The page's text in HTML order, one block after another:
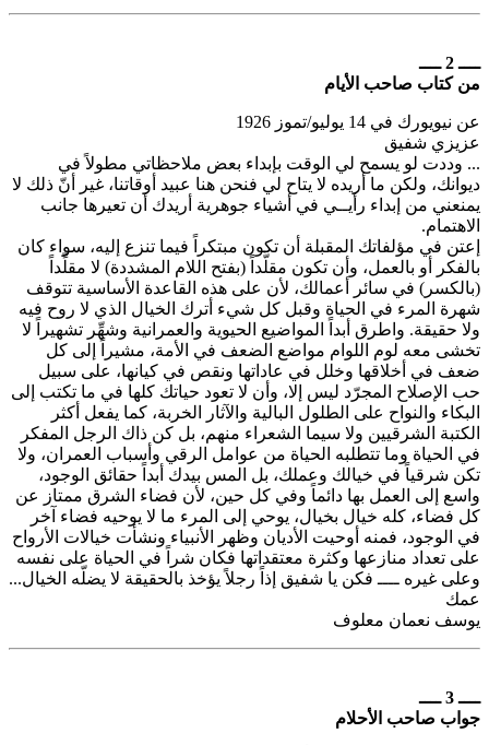
ــــ 2 ــــ
من كتاب صاحب الأيام
عن نيويورك في 14 يوليو/تموز 1926
عزيزي شفيق
... وددت لو يسمح لي الوقت بإبداء بعض ملاحظاتي مطولاً في
ديوانك، ولكن ما أريده لا يتاح لي فنحن هنا عبيد أوقاتنا، غير أنّ ذلك لا
يمنعني من إبداء رأيــي في أشياء جوهرية أريدك أن تعيرها جانب
الاهتمام.
إعتن في مؤلفاتك المقبلة أن تكون مبتكراً فيما تنزع إليه، سواء كان
بالفكر أو بالعمل، وأن تكون مقلَّداً (بفتح اللام المشددة) لا مقلِّداً
(بالكسر) في سائر أعمالك، لأن على هذه القاعدة الأساسية تتوقف
شهرة المرء في الحياة وقبل كل شيء أترك الخيال الذي لا روح فيه
ولا حقيقة. واطرق أبداً المواضيع الحيوية والعمرانية وشهِّر تشهيراً لا
تخشى معه لوم اللوام مواضع الضعف في الأمة، مشيراً إلى كل
ضعف في أخلاقها وخلل في عاداتها ونقص في كيانها، على سبيل
حب الإصلاح المجرّد ليس إلا، وأن لا تعود حياتك كلها في ما تكتب إلى
البكاء والنواح على الطلول البالية والآثار الخربة، كما يفعل أكثر
الكتبة الشرقيين ولا سيما الشعراء منهم، بل كن ذاك الرجل المفكر
في الحياة وما تتطلبه الحياة من عوامل الرقي وأسباب العمران، ولا
تكن شرقياً في خيالك وعملك، بل المس بيدك أبداً حقائق الوجود،
واسع إلى العمل بها دائماً وفي كل حين، لأن فضاء الشرق ممتاز عن
كل فضاء، كله خيال بخيال، يوحي إلى المرء ما لا يوحيه فضاء آخر
في الوجود، فمنه أوحيت الأديان وظهر الأنبياء ونشأت خيالات الأرواح
على تعداد منازعها وكثرة معتقداتها فكان شراً في الحياة على نفسه
وعلى غيره ــــ فكن يا شفيق إذاً رجلاً يؤخذ بالحقيقة لا يضلّه الخيال...
عمك
يوسف نعمان معلوف
ــــ 3 ــــ
جواب صاحب الأحلام